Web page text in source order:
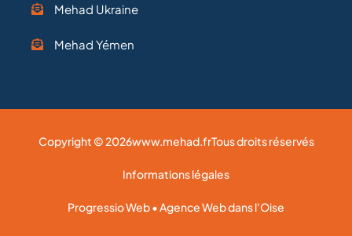
Mehad Ukraine
Mehad Yémen
Copyright © 2026www.mehad.frTous droits réservés
Informations légales
Progressio Web • Agence Web dans l'Oise